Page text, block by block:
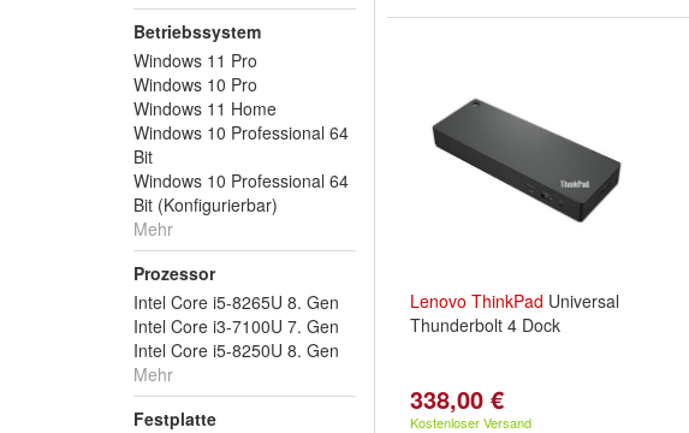
Betriebssystem
Windows 11 Pro
Windows 10 Pro
Windows 11 Home
Windows 10 Professional 64
Bit
Windows 10 Professional 64
Bit (Konfigurierbar)
Mehr
Prozessor
Intel Core i5-8265U 8. Gen
Intel Core i3-7100U 7. Gen
Intel Core i5-8250U 8. Gen
Mehr
Festplatte
Lenovo ThinkPad Universal
Thunderbolt 4 Dock
338,00 €
Kostenloser Versand